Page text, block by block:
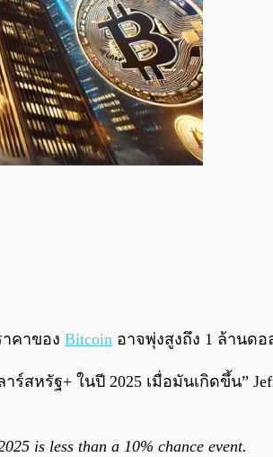
คาของ Bitcoin อาจพุ่งสูงถึง 1 ล้านดอ
สหรัฐ+ ในปี 2025 เมื่อมันเกิดขึ้น”
is less than a 10% chance event.